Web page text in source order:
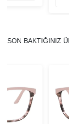
SON BAKTIĞINIZ